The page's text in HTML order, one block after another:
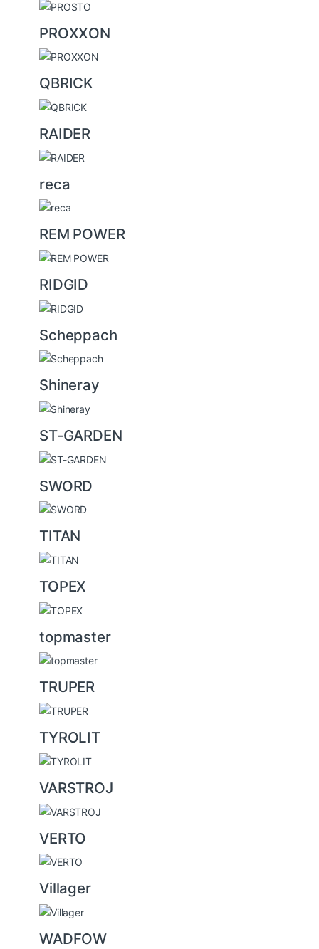
PROXXON
QBRICK
RAIDER
reca
REM POWER
RIDGID
Scheppach
Shineray
ST-GARDEN
SWORD
TITAN
TOPEX
topmaster
TRUPER
TYROLIT
VARSTROJ
VERTO
Villager
WADFOW